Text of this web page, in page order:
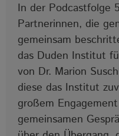
In der Podcastfolge
Partnerinnen, die
gemeinsam
das Duden Institut
von Dr. Marion
diese das Institut
großem
gemeinsamen